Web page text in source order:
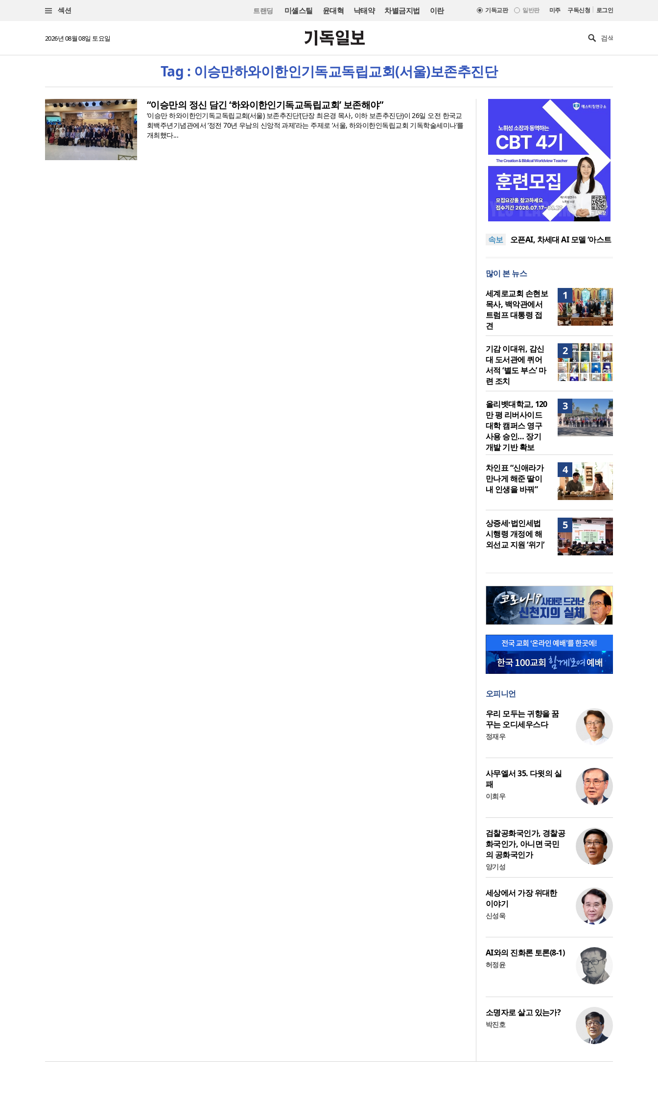
섹션 트랜딩 미셸스틸 윤대혁 낙태약 차별금지법 이란 기독교판 일반판 미주 구독신청 | 로그인
2026년 08월 08일 토요일
Tag : 이승만하와이한인기독교독립교회(서울)보존추진단
“이승만의 정신 담긴 ‘하와이한인기독교독립교회’ 보존해야”
‘이승만 하와이한인기독교독립교회(서울) 보존추진단’(단장 최은경 목사, 이하 보존추진단)이 26일 오전 한국교
회백주년기념관에서 ‘정전 70년 우남의 신앙적 과제’라는 주제로 ‘서울, 하와이한인독립교회 기독학술세미나’를
개최했다...
속보
기감 이대위, 감신대 도서관에
명… 전년 동기 대비 34.4% 감
오픈AI, 차세대 AI 모델 ‘아스트
찰 수사 11개월째
관측에 재차 반대… “미래세대
위한 국가적 자산”
기감 이대위, 감신대 도서관에
퀴어서적 ‘별도 부스’ 마련 조치
2026년 상반기 탈북민 입국 63
명… 전년 동기 대비 34.4% 감
소
많이 본 뉴스
1
세계로교회 손현보
목사, 백악관에서
트럼프 대통령 접
견
2
기감 이대위, 감신
대 도서관에 퀴어
서적 ‘별도 부스’ 마
련 조치
3
올리벳대학교, 120
만 평 리버사이드
대학 캠퍼스 영구
사용 승인… 장기
개발 기반 확보
4
차인표 “신애라가
만나게 해준 딸이
내 인생을 바꿔”
5
상증세·법인세법
시행령 개정에 해
외선교 지원 ‘위기’
오피니언
우리 모두는 귀향을 꿈
꾸는 오디세우스다
정재우
사무엘서 35. 다윗의 실
패
이희우
검찰공화국인가, 경찰공
화국인가, 아니면 국민
의 공화국인가
양기성
세상에서 가장 위대한
이야기
신성욱
AI와의 진화론 토론(8-1)
허정윤
소명자로 살고 있는가?
박진호